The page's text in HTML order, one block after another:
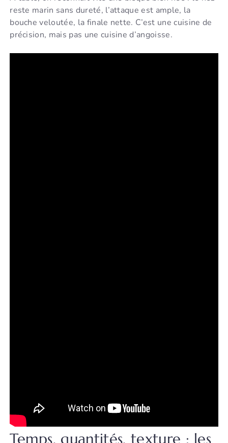
reste marin sans dureté, l’attaque est ample, la
bouche veloutée, la finale nette. C’est une cuisine de
précision, mais pas une cuisine d’angoisse.
Temps, quantités, texture : les